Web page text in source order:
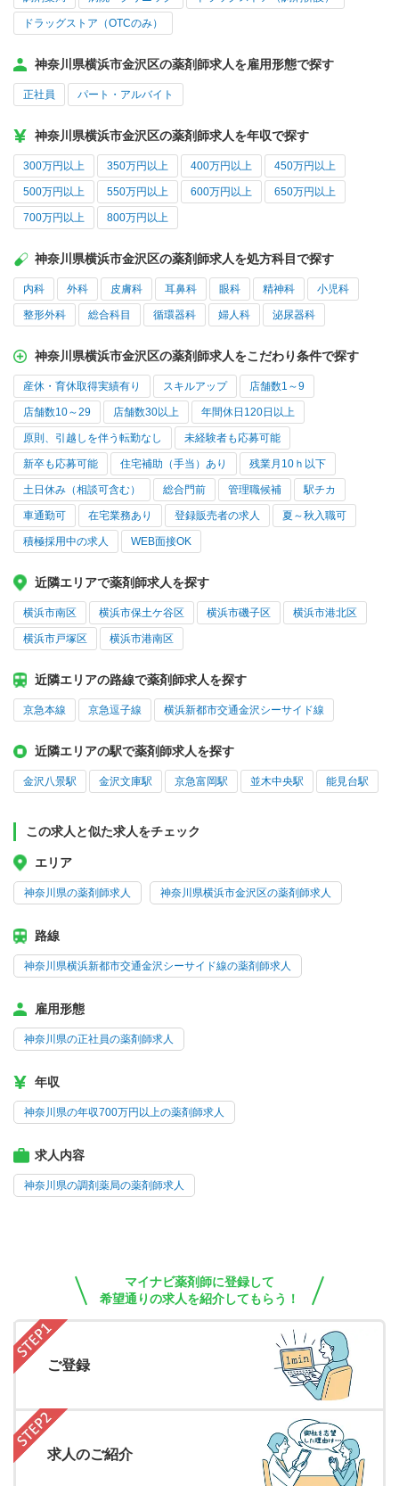
ドラッグストア（OTCのみ）
神奈川県横浜市金沢区の薬剤師求人を雇用形態で探す
正社員 パート・アルバイト
神奈川県横浜市金沢区の薬剤師求人を年収で探す
300万円以上 350万円以上 400万円以上 450万円以上
500万円以上 550万円以上 600万円以上 650万円以上
700万円以上 800万円以上
神奈川県横浜市金沢区の薬剤師求人を処方科目で探す
内科 外科 皮膚科 耳鼻科 眼科 精神科 小児科
整形外科 総合科目 循環器科 婦人科 泌尿器科
神奈川県横浜市金沢区の薬剤師求人をこだわり条件で探す
産休・育休取得実績有り スキルアップ 店舗数1～9
店舗数10～29 店舗数30以上 年間休日120日以上
原則、引越しを伴う転勤なし 未経験者も応募可能
新卒も応募可能 住宅補助（手当）あり 残業月10ｈ以下
土日休み（相談可含む） 総合門前 管理職候補 駅チカ
車通勤可 在宅業務あり 登録販売者の求人 夏～秋入職可
積極採用中の求人 WEB面接OK
近隣エリアで薬剤師求人を探す
横浜市南区 横浜市保土ケ谷区 横浜市磯子区 横浜市港北区
横浜市戸塚区 横浜市港南区
近隣エリアの路線で薬剤師求人を探す
京急本線 京急逗子線 横浜新都市交通金沢シーサイド線
近隣エリアの駅で薬剤師求人を探す
金沢八景駅 金沢文庫駅 京急富岡駅 並木中央駅 能見台駅
この求人と似た求人をチェック
エリア
神奈川県の薬剤師求人 神奈川県横浜市金沢区の薬剤師求人
路線
神奈川県横浜新都市交通金沢シーサイド線の薬剤師求人
雇用形態
神奈川県の正社員の薬剤師求人
年収
神奈川県の年収700万円以上の薬剤師求人
求人内容
神奈川県の調剤薬局の薬剤師求人
マイナビ薬剤師に登録して
希望通りの求人を紹介してもらう！
ご登録
求人のご紹介